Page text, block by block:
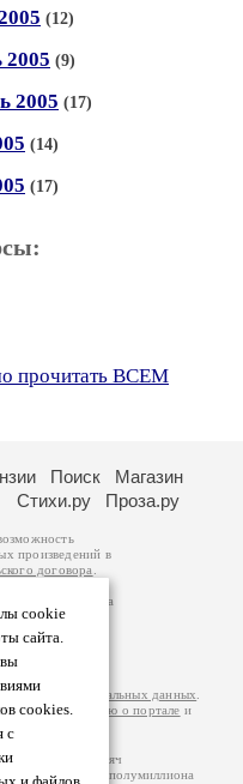
(12)
(9)
2005 (17)
(14)
(17)
прочитать ВСЕМ
cookie
сайта.
вы
cookies.
с
Поиск
Магазин
Стихи.ру Проза.ру
произведений в
договора
авторам
возможна
можете
за
на
персональных данных
информацию о портале и
порядка 100 тысяч
более полумиллиона